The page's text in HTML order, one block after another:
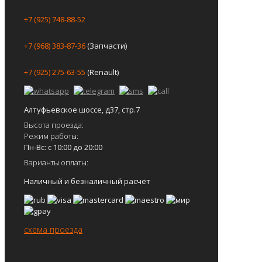
+7 (925) 748-88-52
+7 (968) 383-87-36(Запчасти)
+7 (925) 275-63-55 (Renault)
Алтуфьевское шоссе, д37, стр.7
Высота проезда:
Режим работы:
Пн-Вс: с 10:00 до 20:00
Варианты оплаты:
Наличный и безналичный расчёт
схема проезда